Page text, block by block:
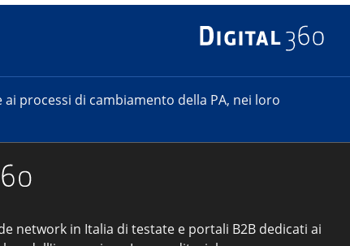
processi di cambiamento della PA, nei loro
network in Italia di testate e portali B2B dedicati ai